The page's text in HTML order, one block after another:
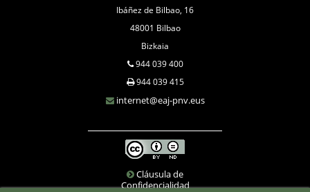
Ibáñez de Bilbao, 16
48001 Bilbao
Bizkaia
944 039 400
944 039 415
internet@eaj-pnv.eus
Cláusula de
Confidencialidad